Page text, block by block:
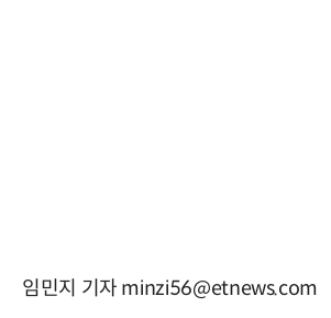
임민지 기자 minzi56@etnews.com